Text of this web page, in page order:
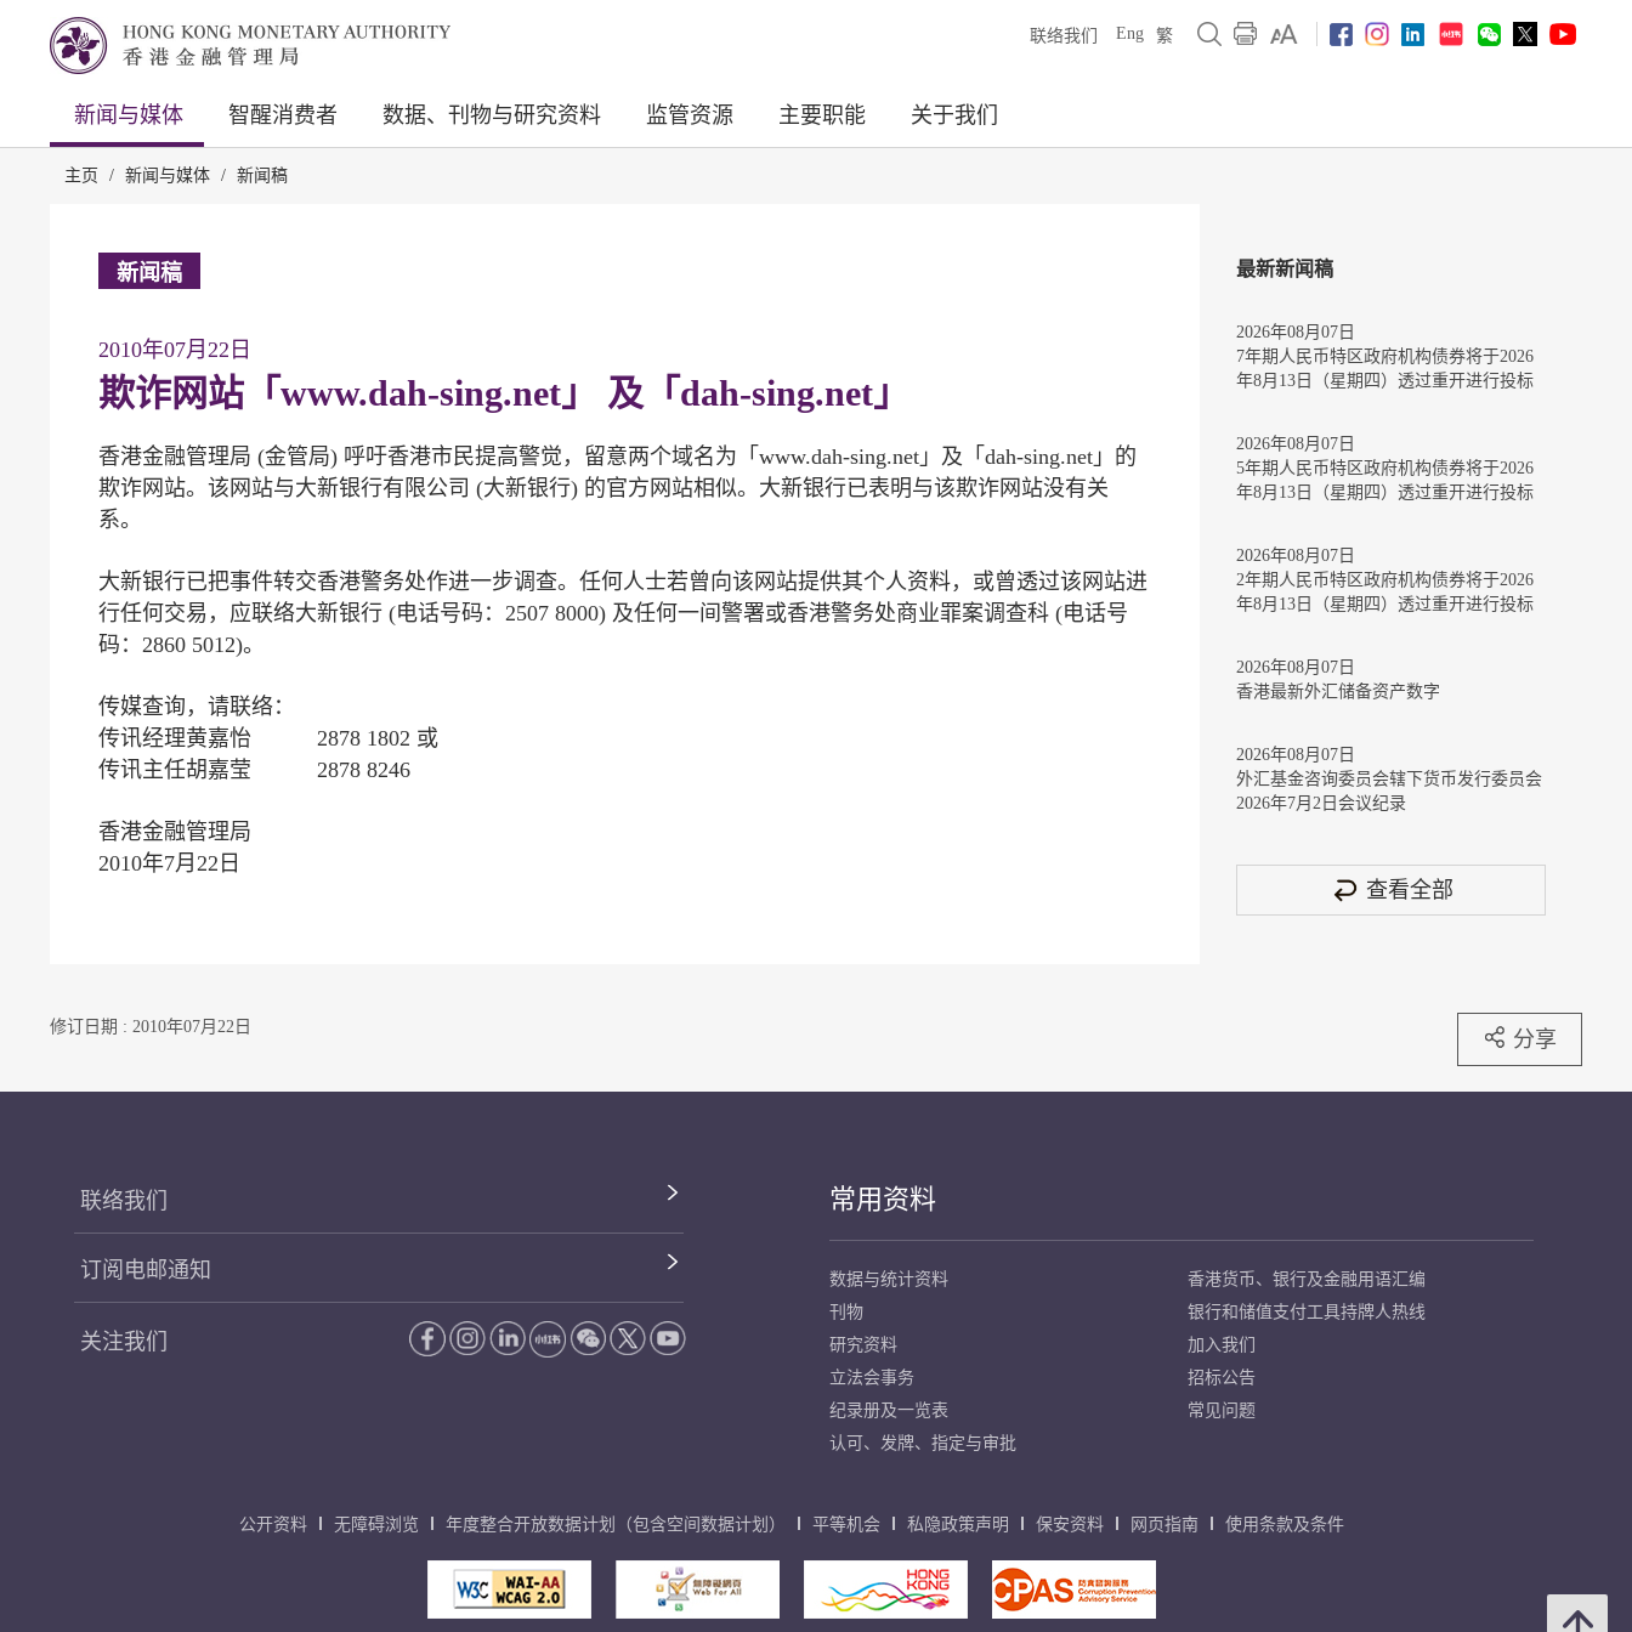
联络我们 Eng 繁
新闻与媒体 智醒消费者 数据、刊物与研究资料 监管资源 主要职能 关于我们
主页 / 新闻与媒体 / 新闻稿
新闻稿
2010年07月22日
欺诈网站「www.dah-sing.net」 及「dah-sing.net」
香港金融管理局 (金管局) 呼吁香港市民提高警觉，留意两个域名为「www.dah-sing.net」及「dah-sing.net」的
欺诈网站。该网站与大新银行有限公司 (大新银行) 的官方网站相似。大新银行已表明与该欺诈网站没有关
系。
大新银行已把事件转交香港警务处作进一步调查。任何人士若曾向该网站提供其个人资料，或曾透过该网站进
行任何交易，应联络大新银行 (电话号码：2507 8000) 及任何一间警署或香港警务处商业罪案调查科 (电话号
码：2860 5012)。
传媒查询，请联络：
传讯经理黄嘉怡 2878 1802 或
传讯主任胡嘉莹 2878 8246
香港金融管理局
2010年7月22日
最新新闻稿
2026年08月07日
7年期人民币特区政府机构债券将于2026
年8月13日（星期四）透过重开进行投标
2026年08月07日
5年期人民币特区政府机构债券将于2026
年8月13日（星期四）透过重开进行投标
2026年08月07日
2年期人民币特区政府机构债券将于2026
年8月13日（星期四）透过重开进行投标
2026年08月07日
香港最新外汇储备资产数字
2026年08月07日
外汇基金咨询委员会辖下货币发行委员会
2026年7月2日会议纪录
查看全部
修订日期 : 2010年07月22日 分享
联络我们
订阅电邮通知
关注我们
常用资料
数据与统计资料
刊物
研究资料
立法会事务
纪录册及一览表
认可、发牌、指定与审批
香港货币、银行及金融用语汇编
银行和储值支付工具持牌人热线
加入我们
招标公告
常见问题
公开资料 无障碍浏览 年度整合开放数据计划（包含空间数据计划） 平等机会 私隐政策声明 保安资料 网页指南 使用条款及条件